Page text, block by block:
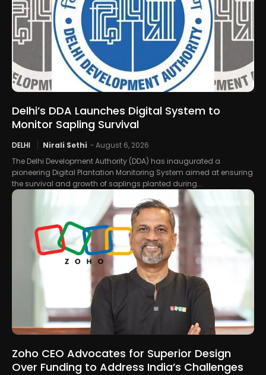
Delhi’s DDA Launches Digital System to
Monitor Sapling Survival
DELHI Nirali Sethi -August 6, 2026
The Delhi Development Authority (DDA) has inaugurated a
pioneering Digital Plantation Monitoring System aimed at ensuring
the survival and growth of saplings planted during...
Zoho CEO Advocates for Superior Design
Over Funding to Address India’s Challenges